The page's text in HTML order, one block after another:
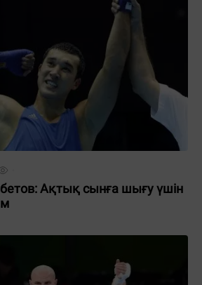
Ақтық сынға шығу үшін